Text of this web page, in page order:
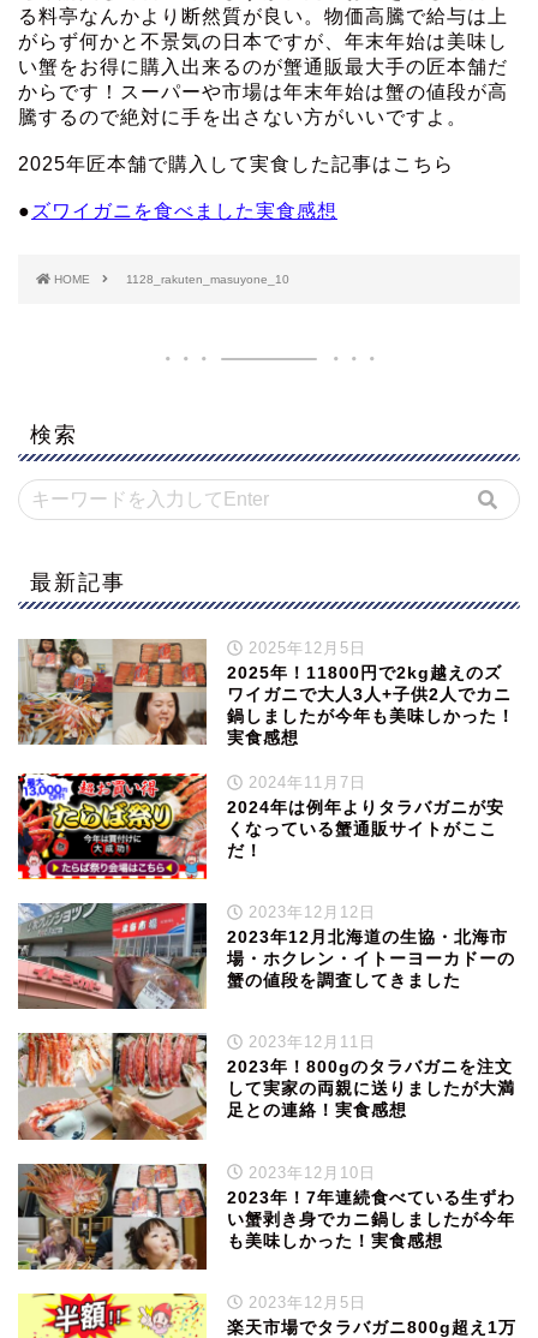
る料亭なんかより断然質が良い。物価高騰で給与は上
がらず何かと不景気の日本ですが、年末年始は美味し
い蟹をお得に購入出来るのが蟹通販最大手の匠本舗だ
からです！スーパーや市場は年末年始は蟹の値段が高
騰するので絶対に手を出さない方がいいですよ。
2025年匠本舗で購入して実食した記事はこちら
● ズワイガニを食べました実食感想
HOME 1128_rakuten_masuyone_10
検索
最新記事
2025年12月5日
2025年！11800円で2kg越えのズ
ワイガニで大人3人+子供2人でカニ
鍋しましたが今年も美味しかった！
実食感想
2024年11月7日
2024年は例年よりタラバガニが安
くなっている蟹通販サイトがここ
だ！
2023年12月12日
2023年12月北海道の生協・北海市
場・ホクレン・イトーヨーカドーの
蟹の値段を調査してきました
2023年12月11日
2023年！800gのタラバガニを注文
して実家の両親に送りましたが大満
足との連絡！実食感想
2023年12月10日
2023年！7年連続食べている生ずわ
い蟹剥き身でカニ鍋しましたが今年
も美味しかった！実食感想
2023年12月5日
楽天市場でタラバガニ800g超え1万